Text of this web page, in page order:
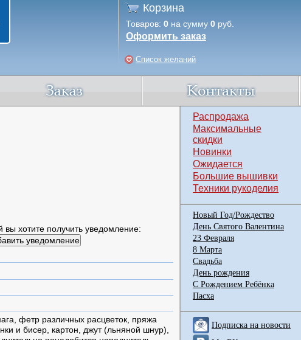
Корзина
Товаров: 0 на сумму 0 руб.
Оформить заказ
Список желаний
хотите получить уведомление:
фетр различных расцветок, пряжа
и бисер, картон, джут (льняной шнур),
Распродажа
Максимальные
скидки
Новинки
Ожидается
Большие вышивки
Техники рукоделия
Новый Год/Рождество
День Святого Валентина
23 Февраля
8 Марта
Свадьба
День рождения
С Рождением Ребёнка
Пасха
Подписка на новости